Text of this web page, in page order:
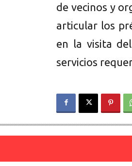
de vecinos y
articular los
en la visita
servicios